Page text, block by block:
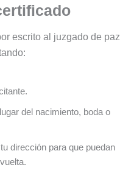
escrito al juzgado de paz
del nacimiento, boda o
dirección para que puedan